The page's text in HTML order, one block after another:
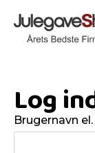
Log
Brugernavn